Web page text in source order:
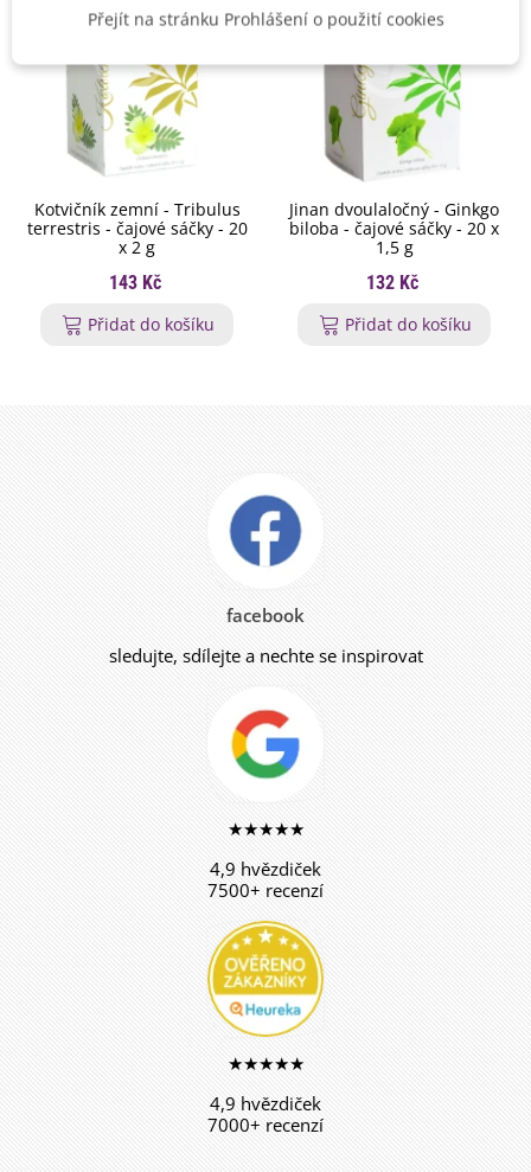
Kotvičník zemní - Tribulus
terrestris - čajové sáčky - 20
x 2 g
143 Kč
Přidat do košíku
Jinan dvoulaločný - Ginkgo
biloba - čajové sáčky - 20 x
1,5 g
132 Kč
Přidat do košíku
facebook
sledujte, sdílejte a nechte se inspirovat
★★★★★
4,9 hvězdiček
7500+ recenzí
★★★★★
4,9 hvězdiček
7000+ recenzí
Přejít na stránku Prohlášení o použití cookies